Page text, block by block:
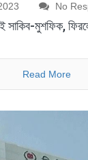
No
সাকিব-মুশফিক,
Read More